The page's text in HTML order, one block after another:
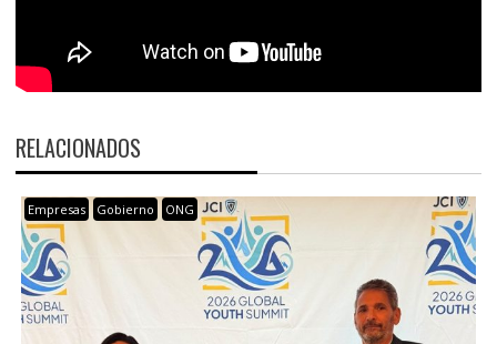
RELACIONADOS
Empresas Gobierno ONG